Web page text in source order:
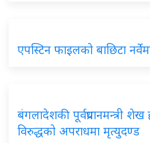
एपस्टिन फाइलको बाछिटा
बंगलादेशकी पूर्वप्रधानमन्त्री
विरुद्धको अपराधमा मृत्युदण्ड